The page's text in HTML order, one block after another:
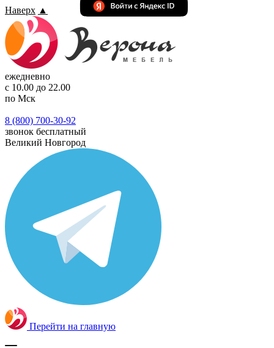
Наверх ▲
ежедневно
с 10.00 до 22.00
по Мск
8 (800) 700-30-92
звонок бесплатный
Великий Новгород
Перейти на главную